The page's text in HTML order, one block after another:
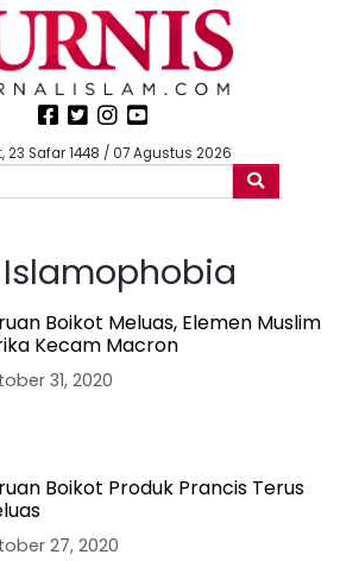
23 Safar 1448 / 07 Agustus 2026
Islamophobia
Boikot Meluas, Elemen Muslim
Kecam Macron
31, 2020
Boikot Produk Prancis Terus
27, 2020